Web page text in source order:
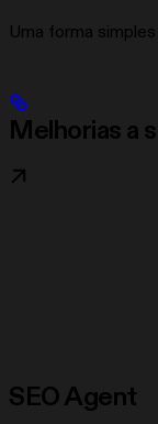
Uma forma
Melhorias a
SEO Agent